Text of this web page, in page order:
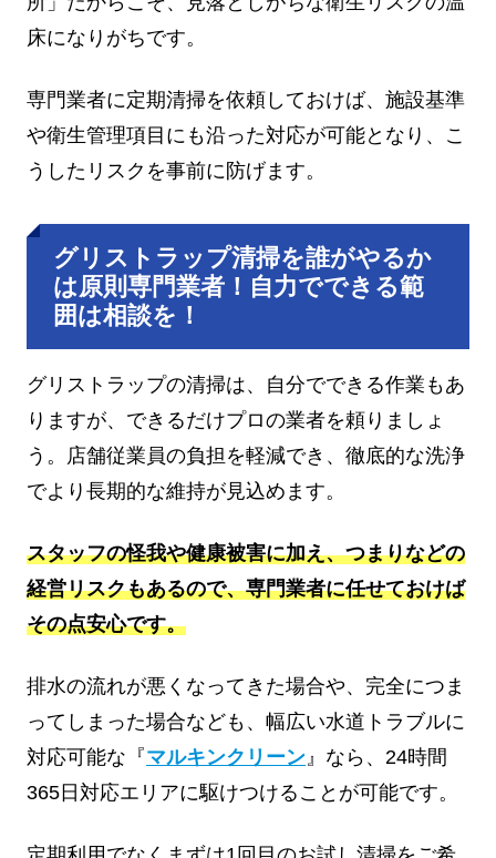
床になりがちです。
専門業者に定期清掃を依頼しておけば、施設基準
や衛生管理項目にも沿った対応が可能となり、こ
うしたリスクを事前に防げます。
グリストラップ清掃を誰がやるか
は原則専門業者！自力でできる範
囲は相談を！
グリストラップの清掃は、自分でできる作業もあ
りますが、できるだけプロの業者を頼りましょ
う。店舗従業員の負担を軽減でき、徹底的な洗浄
でより長期的な維持が見込めます。
スタッフの怪我や健康被害に加え、つまりなどの
経営リスクもあるので、専門業者に任せておけば
その点安心です。
排水の流れが悪くなってきた場合や、完全につま
ってしまった場合なども、幅広い水道トラブルに
対応可能な『マルキンクリーン』なら、24時間
365日対応エリアに駆けつけることが可能です。